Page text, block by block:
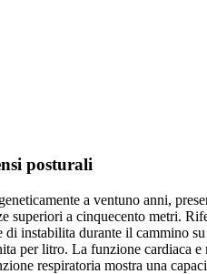
posturali
a ventuno anni,
superiori a cinquecento metri.
instabilita durante il cammino
per litro. La funzione cardiaca
respiratoria mostra una